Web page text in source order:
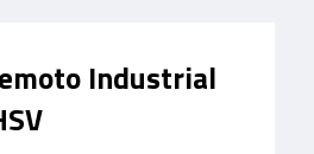
Industrial